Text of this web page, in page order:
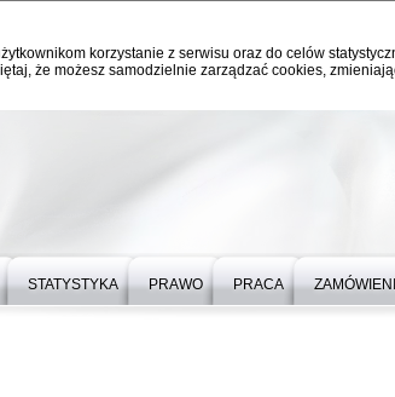
korzystanie z serwisu oraz do celów
że możesz samodzielnie zarządzać cookies,
STATYSTYKA PRAWO PRACA